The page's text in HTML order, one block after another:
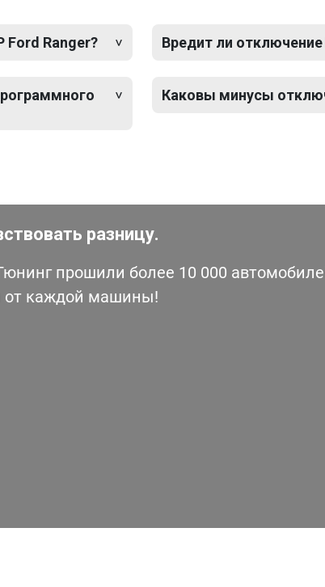
Ranger? Вредит ли
Каковы минусы
разницу.
прошили более 10 000
от каждой машины!